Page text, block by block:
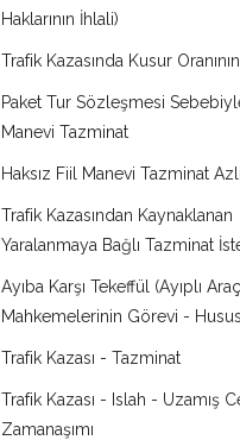
Haklarının İhlali)
Trafik Kazasında Kusur
Paket Tur Sözleşmesi
Manevi Tazminat
Haksız Fiil Manevi Tazminat
Trafik Kazasından Kaynaklanan
Yaralanmaya Bağlı Tazminat
Ayıba Karşı Tekeffül (Ayıplı
Mahkemelerinin Görevi -
Trafik Kazası - Tazminat
Trafik Kazası - Islah - Uzamış
Zamanaşımı